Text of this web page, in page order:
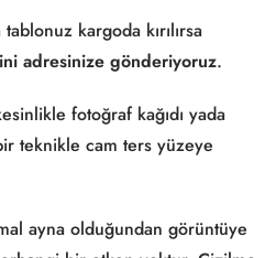
kargoda kırılırsa
adresinize gönderiyoruz.
fotoğraf kağıdı yada
teknikle cam ters yüzeye
ayna olduğundan görüntüye